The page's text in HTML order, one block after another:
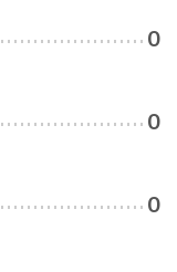
0
0
0